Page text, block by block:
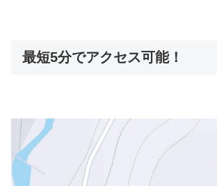
最短5分でアクセス可能！